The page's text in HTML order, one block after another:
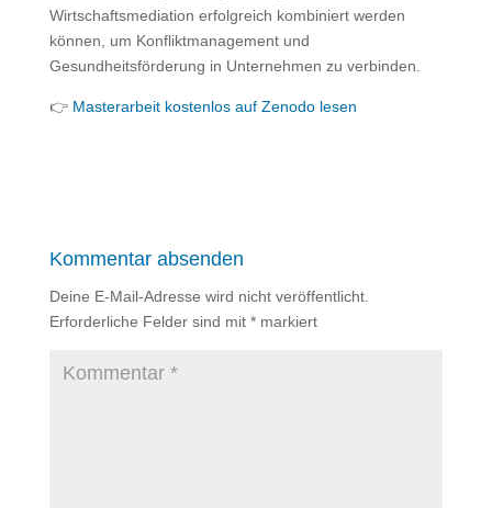
Wirtschaftsmediation erfolgreich kombiniert werden
können, um Konfliktmanagement und
Gesundheitsförderung in Unternehmen zu verbinden.
👉 Masterarbeit kostenlos auf Zenodo lesen
Kommentar absenden
Deine E-Mail-Adresse wird nicht veröffentlicht.
Erforderliche Felder sind mit *markiert